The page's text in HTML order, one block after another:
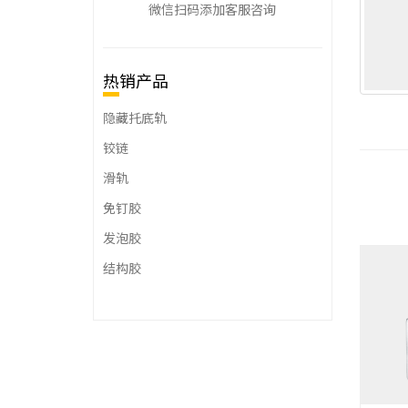
微信扫码添加客服咨询
热销产品
隐藏托底轨
铰链
滑轨
免钉胶
发泡胶
结构胶